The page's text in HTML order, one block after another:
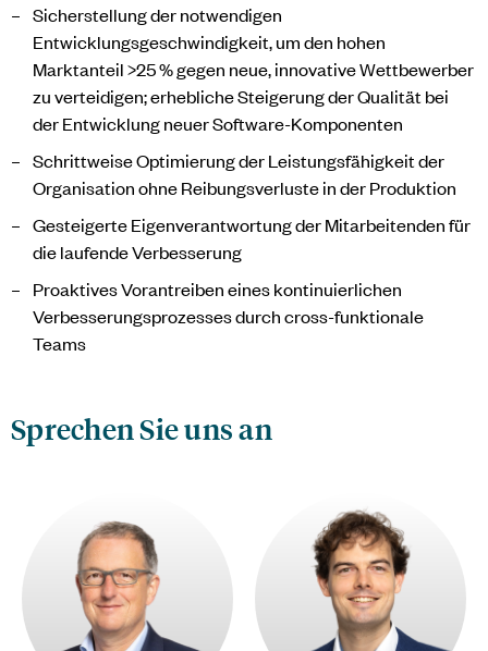
Sicherstellung der notwendigen
Entwicklungsgeschwindigkeit, um den hohen
Marktanteil >25 % gegen neue, innovative Wettbewerber
zu verteidigen; erhebliche Steigerung der Qualität bei
der Entwicklung neuer Software-Komponenten
Schrittweise Optimierung der Leistungsfähigkeit der
Organisation ohne Reibungsverluste in der Produktion
Gesteigerte Eigenverantwortung der Mitarbeitenden für
die laufende Verbesserung
Proaktives Vorantreiben eines kontinuierlichen
Verbesserungsprozesses durch cross-funktionale
Teams
Sprechen Sie uns an